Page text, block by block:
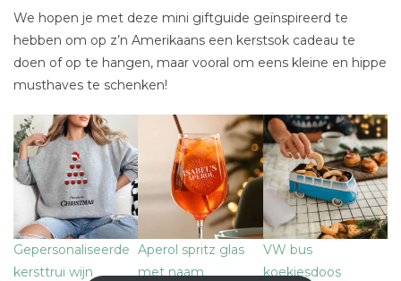
We hopen je met deze mini giftguide geïnspireerd te
hebben om op z’n Amerikaans een kerstsok cadeau te
doen of op te hangen, maar vooral om eens kleine en hippe
musthaves te schenken!
Gepersonaliseerde
kersttrui wijn
Aperol spritz glas
met naam
VW bus
koekjesdoos